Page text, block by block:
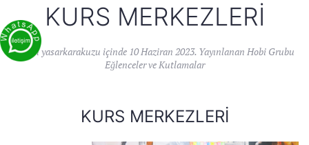
KURS MERKEZLERI
Yazanyasarkarakuzu içinde 10 Haziran 2023. Yayınlanan Hobi Grubu
Eğlenceler ve Kutlamalar
KURS MERKEZLERI